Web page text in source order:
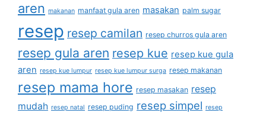
aren makanan manfaat gula aren masakan palm sugar
resep resep camilan resep churros gula aren
resep gula aren resep kue resep kue gula
aren resep kue lumpur resep kue lumpur surga resep makanan
resep mama hore resep masakan resep
mudah resep natal resep puding resep simpel resep